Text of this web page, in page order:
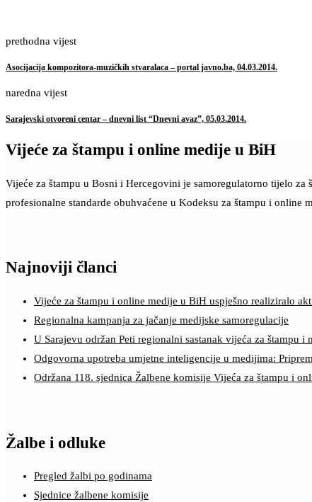
prethodna vijest
Asocijacija kompozitora-muzičkih stvaralaca – portal javno.ba, 04.03.2014.
naredna vijest
Sarajevski otvoreni centar – dnevni list “Dnevni avaz”, 05.03.2014.
Vijeće za štampu i online medije u BiH
Vijeće za štampu u Bosni i Hercegovini je samoregulatorno tijelo
profesionalne standarde obuhvaćene u Kodeksu za štampu i online
Najnoviji članci
Vijeće za štampu i online medije u BiH uspješno realiziralo
Regionalna kampanja za jačanje medijske samoregulacije
U Sarajevu održan Peti regionalni sastanak vijeća za štampu i
Odgovorna upotreba umjetne inteligencije u medijima:
Održana 118. sjednica Žalbene komisije Vijeća za štampu i
Žalbe i odluke
Pregled žalbi po godinama
Sjednice žalbene komisije